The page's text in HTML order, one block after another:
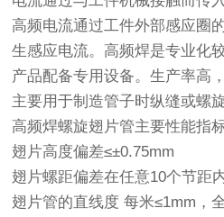
高频电流通过工件外部感应圈
生感应电流。高频焊是专业化
产品配备专用设备。生产率高
主要用于制造管子时纵缝或螺
高频焊螺旋翅片管主要性能指
翅片高度偏差≤±0.75mm
翅片螺距偏差在任意10个节距
翅片管的直线度 每米≤1mm，